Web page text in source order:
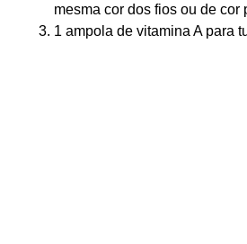
mesma cor dos fios ou de cor
1 ampola de vitamina A para